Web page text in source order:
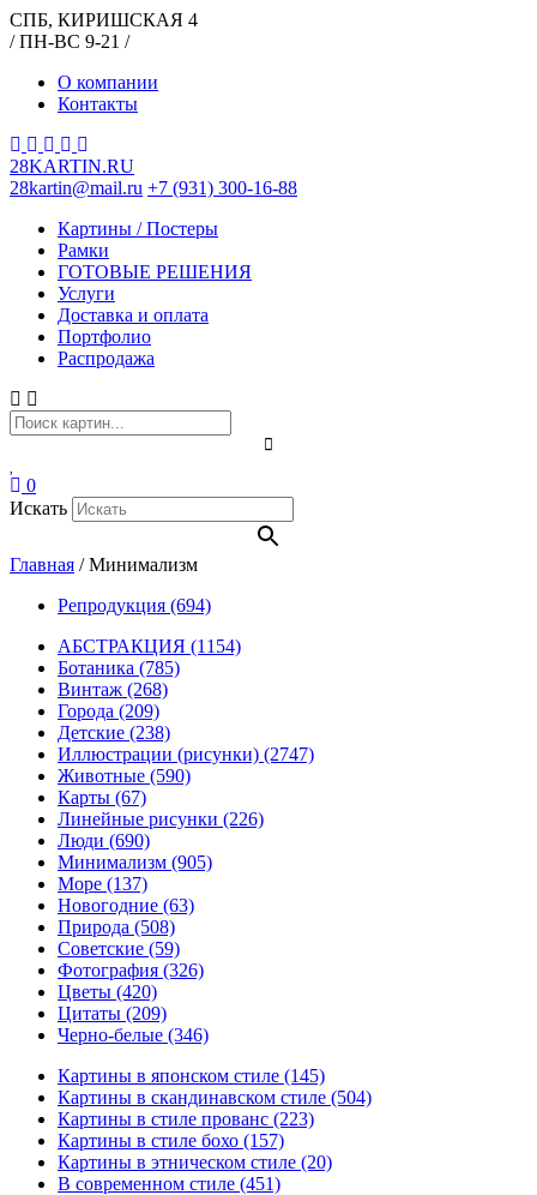
СПБ, КИРИШСКАЯ 4
/ ПН-ВС 9-21 /
О компании
Контакты
28KARTIN.RU
28kartin@mail.ru +7 (931) 300-16-88
Картины / Постеры
Рамки
ГОТОВЫЕ РЕШЕНИЯ
Услуги
Доставка и оплата
Портфолио
Распродажа
0
Искать
Главная /Минимализм
Репродукция (694)
АБСТРАКЦИЯ (1154)
Ботаника (785)
Винтаж (268)
Города (209)
Детские (238)
Иллюстрации (рисунки) (2747)
Животные (590)
Карты (67)
Линейные рисунки (226)
Люди (690)
Минимализм (905)
Море (137)
Новогодние (63)
Природа (508)
Советские (59)
Фотография (326)
Цветы (420)
Цитаты (209)
Черно-белые (346)
Картины в японском стиле (145)
Картины в скандинавском стиле (504)
Картины в стиле прованс (223)
Картины в стиле бохо (157)
Картины в этническом стиле (20)
В современном стиле (451)